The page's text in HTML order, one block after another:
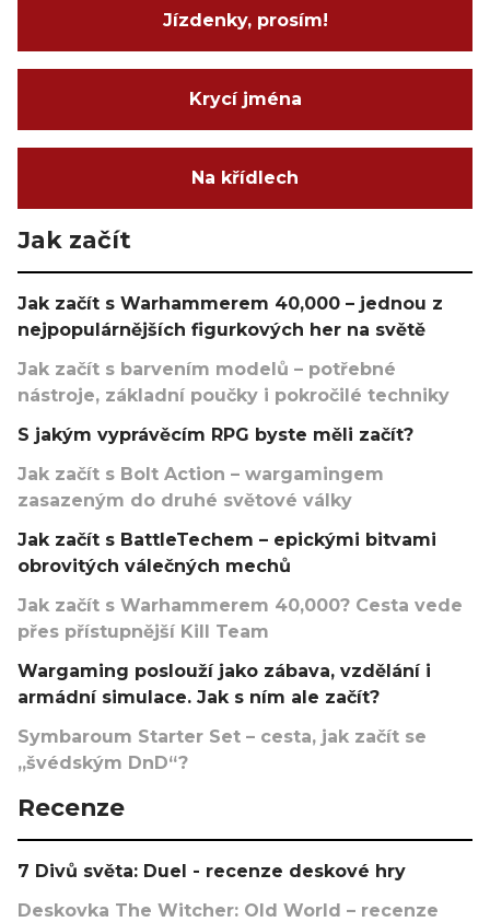
Jízdenky, prosím!
Krycí jména
Na křídlech
Jak začít
Jak začít s Warhammerem 40,000 – jednou z
nejpopulárnějších figurkových her na světě
Jak začít s barvením modelů – potřebné
nástroje, základní poučky i pokročilé techniky
S jakým vyprávěcím RPG byste měli začít?
Jak začít s Bolt Action – wargamingem
zasazeným do druhé světové války
Jak začít s BattleTechem – epickými bitvami
obrovitých válečných mechů
Jak začít s Warhammerem 40,000? Cesta vede
přes přístupnější Kill Team
Wargaming poslouží jako zábava, vzdělání i
armádní simulace. Jak s ním ale začít?
Symbaroum Starter Set – cesta, jak začít se
„švédským DnD“?
Recenze
7 Divů světa: Duel - recenze deskové hry
Deskovka The Witcher: Old World – recenze